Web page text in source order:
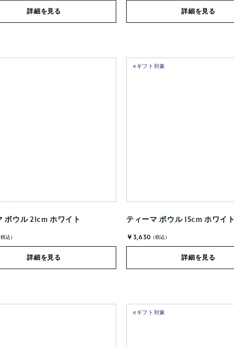
詳細を見る 詳細を見る
ボウル 21cm ホワイト
込)
詳細を見る
eギフト対象
ティーマ ボウル 15cm ホワイト
￥3,630 (税込)
詳細を見る
eギフト対象